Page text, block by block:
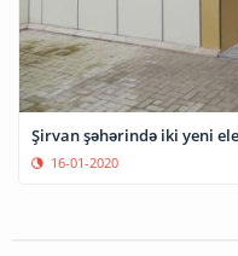
Şirvan şəhərində iki yeni
16-01-2020